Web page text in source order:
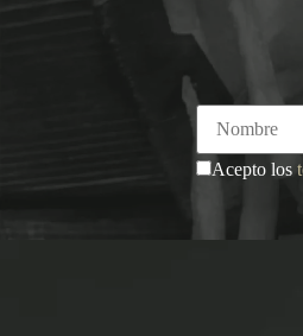
Acepto los